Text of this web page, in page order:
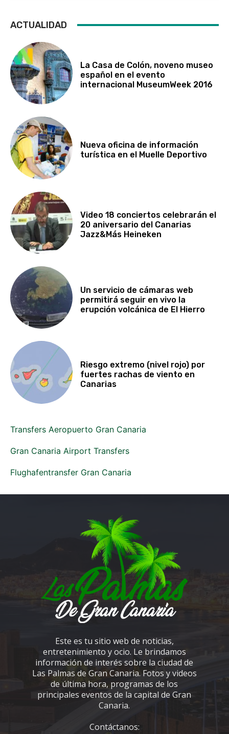
ACTUALIDAD
La Casa de Colón, noveno museo
español en el evento
internacional MuseumWeek 2016
Nueva oficina de información
turística en el Muelle Deportivo
Video 18 conciertos celebrarán el
20 aniversario del Canarias
Jazz&Más Heineken
Un servicio de cámaras web
permitirá seguir en vivo la
erupción volcánica de El Hierro
Riesgo extremo (nivel rojo) por
fuertes rachas de viento en
Canarias
Transfers Aeropuerto Gran Canaria
Gran Canaria Airport Transfers
Flughafentransfer Gran Canaria
Este es tu sitio web de noticias,
entretenimiento y ocio. Le brindamos
información de interés sobre la ciudad de
Las Palmas de Gran Canaria. Fotos y videos
de última hora, programas de los
principales eventos de la capital de Gran
Canaria.
Contáctanos: